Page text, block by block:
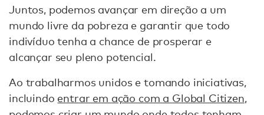
Juntos, podemos avançar em direção a um
mundo livre da pobreza e garantir que todo
indivíduo tenha a chance de prosperar e
alcançar seu pleno potencial.
Ao trabalharmos unidos e tomando iniciativas,
incluindo entrar em ação com a Global Citizen,